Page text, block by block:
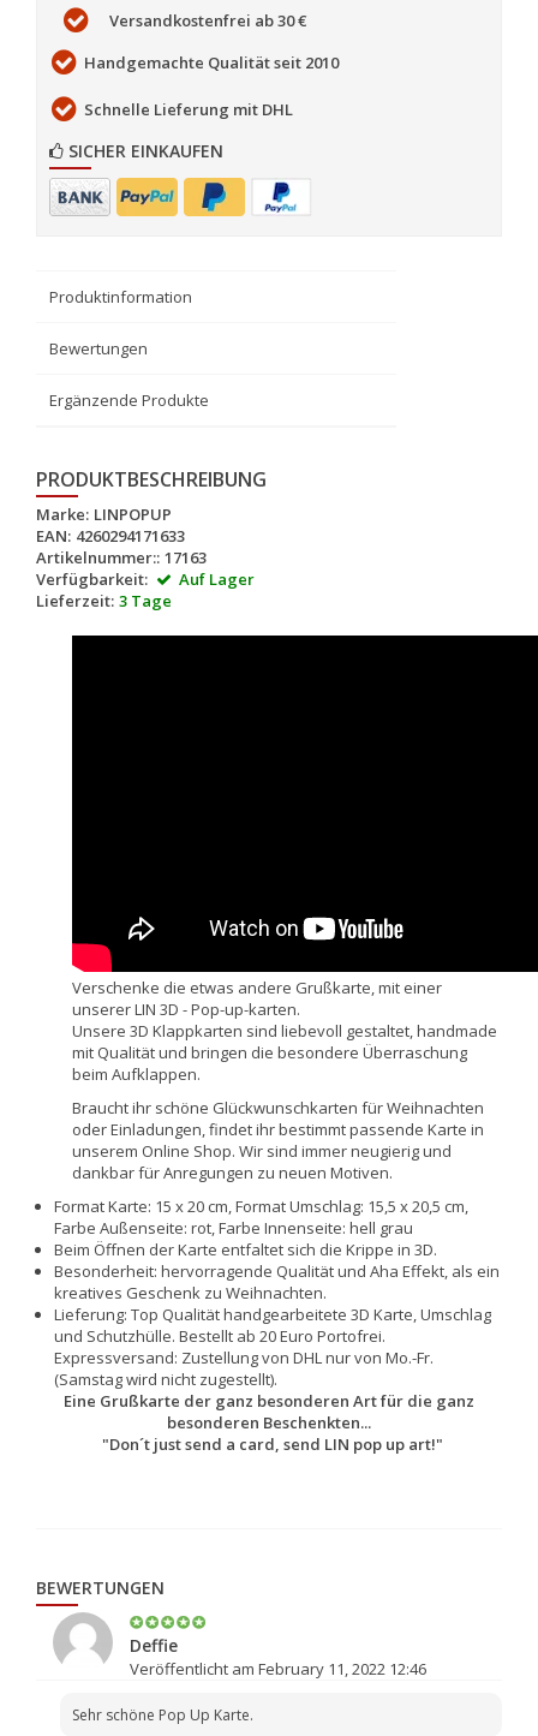
Versandkostenfrei ab 30 €
Handgemachte Qualität seit 2010
Schnelle Lieferung mit DHL
SICHER EINKAUFEN
Produktinformation
Bewertungen
Ergänzende Produkte
PRODUKTBESCHREIBUNG
Marke: LINPOPUP
EAN: 4260294171633
Artikelnummer:: 17163
Verfügbarkeit:
Auf Lager
Lieferzeit: 3 Tage
Verschenke die etwas andere Grußkarte, mit einer
unserer LIN 3D - Pop-up-karten.
Unsere 3D Klappkarten sind liebevoll gestaltet, handmade
mit Qualität und bringen die besondere Überraschung
beim Aufklappen.
Braucht ihr schöne Glückwunschkarten für Weihnachten
oder Einladungen, findet ihr bestimmt passende Karte in
unserem Online Shop. Wir sind immer neugierig und
dankbar für Anregungen zu neuen Motiven.
Format Karte: 15 x 20 cm, Format Umschlag: 15,5 x 20,5 cm,
Farbe Außenseite: rot, Farbe Innenseite: hell grau
Beim Öffnen der Karte entfaltet sich die Krippe in 3D.
Besonderheit: hervorragende Qualität und Aha Effekt, als ein
kreatives Geschenk zu Weihnachten.
Lieferung: Top Qualität handgearbeitete 3D Karte, Umschlag
und Schutzhülle. Bestellt ab 20 Euro Portofrei.
Expressversand: Zustellung von DHL nur von Mo.-Fr.
(Samstag wird nicht zugestellt).
Eine Grußkarte der ganz besonderen Art für die ganz
besonderen Beschenkten...
"Don´t just send a card, send LIN pop up art!"
BEWERTUNGEN
Deffie
Veröffentlicht am February 11, 2022 12:46
Sehr schöne Pop Up Karte.